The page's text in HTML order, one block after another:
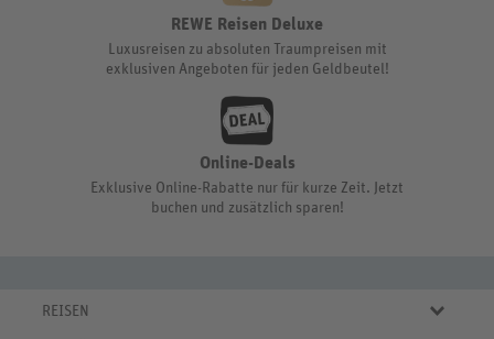
REWE Reisen Deluxe
Luxusreisen zu absoluten Traumpreisen mit
exklusiven Angeboten für jeden Geldbeutel!
Online-Deals
Exklusive Online-Rabatte nur für kurze Zeit. Jetzt
buchen und zusätzlich sparen!
REISEN